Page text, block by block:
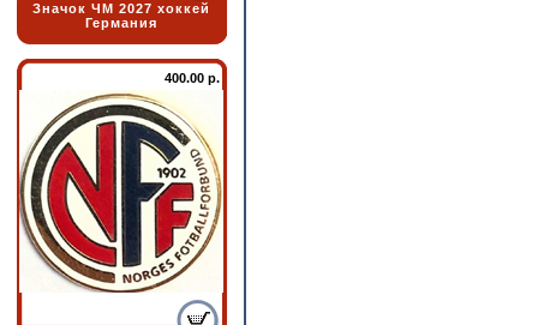
Значок ЧМ 2027 хоккей
Германия
400.00 р.